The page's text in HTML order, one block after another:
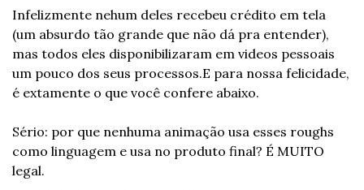
Infelizmente nehum deles recebeu crédito em tela
(um absurdo tão grande que não dá pra entender),
mas todos eles disponibilizaram em videos pessoais
um pouco dos seus processos.E para nossa felicidade,
é extamente o que você confere abaixo.
Sério: por que nenhuma animação usa esses roughs
como linguagem e usa no produto final? É MUITO
legal.